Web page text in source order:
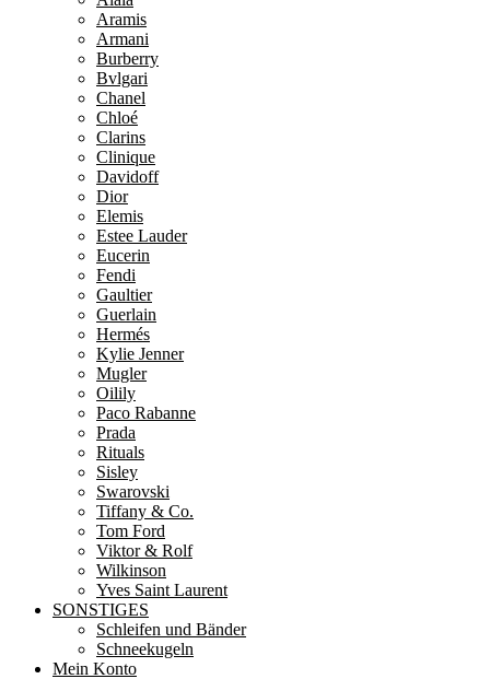
Aramis
Armani
Burberry
Bvlgari
Chanel
Chloé
Clarins
Clinique
Davidoff
Dior
Elemis
Estee Lauder
Eucerin
Fendi
Gaultier
Guerlain
Hermés
Kylie Jenner
Mugler
Oilily
Paco Rabanne
Prada
Rituals
Sisley
Swarovski
Tiffany & Co.
Tom Ford
Viktor & Rolf
Wilkinson
Yves Saint Laurent
SONSTIGES
Schleifen und Bänder
Schneekugeln
Mein Konto